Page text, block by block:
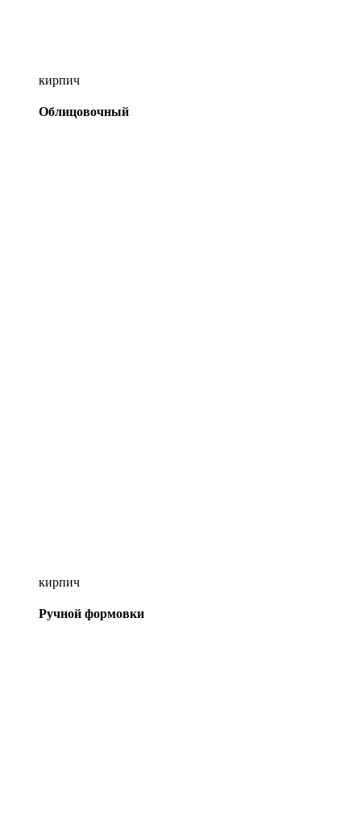
кирпич
Облицовочный
кирпич
Ручной формовки